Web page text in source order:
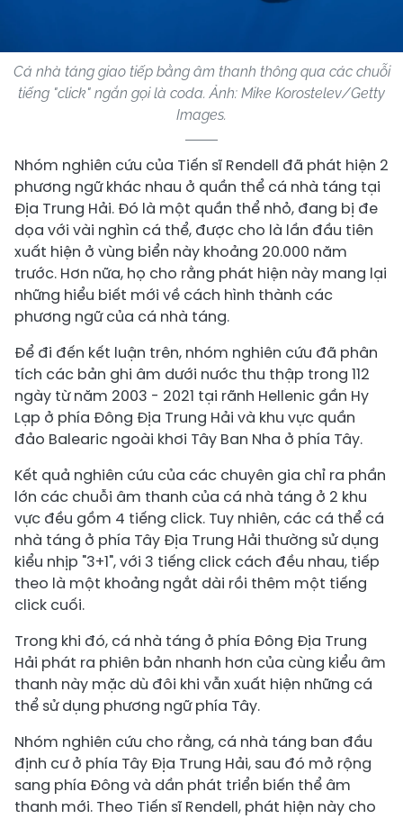
Cá nhà táng giao tiếp bằng âm thanh thông qua các chuỗi
tiếng "click" ngắn gọi là coda. Ảnh: Mike Korostelev/Getty
Images.
Nhóm nghiên cứu của Tiến sĩ Rendell đã phát hiện 2
phương ngữ khác nhau ở quần thể cá nhà táng tại
Địa Trung Hải. Đó là một quần thể nhỏ, đang bị đe
dọa với vài nghìn cá thể, được cho là lần đầu tiên
xuất hiện ở vùng biển này khoảng 20.000 năm
trước. Hơn nữa, họ cho rằng phát hiện này mang lại
những hiểu biết mới về cách hình thành các
phương ngữ của cá nhà táng.
Để đi đến kết luận trên, nhóm nghiên cứu đã phân
tích các bản ghi âm dưới nước thu thập trong 112
ngày từ năm 2003 - 2021 tại rãnh Hellenic gần Hy
Lạp ở phía Đông Địa Trung Hải và khu vực quần
đảo Balearic ngoài khơi Tây Ban Nha ở phía Tây.
Kết quả nghiên cứu của các chuyên gia chỉ ra phần
lớn các chuỗi âm thanh của cá nhà táng ở 2 khu
vực đều gồm 4 tiếng click. Tuy nhiên, các cá thể cá
nhà táng ở phía Tây Địa Trung Hải thường sử dụng
kiểu nhịp "3+1", với 3 tiếng click cách đều nhau, tiếp
theo là một khoảng ngắt dài rồi thêm một tiếng
click cuối.
Trong khi đó, cá nhà táng ở phía Đông Địa Trung
Hải phát ra phiên bản nhanh hơn của cùng kiểu âm
thanh này mặc dù đôi khi vẫn xuất hiện những cá
thể sử dụng phương ngữ phía Tây.
Nhóm nghiên cứu cho rằng, cá nhà táng ban đầu
định cư ở phía Tây Địa Trung Hải, sau đó mở rộng
sang phía Đông và dần phát triển biến thể âm
thanh mới. Theo Tiến sĩ Rendell, phát hiện này cho